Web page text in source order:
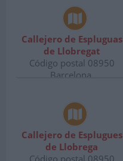
Callejero de Espluguas
de Llobregat
Código postal 08950
Barcelona.
Callejero de Esplugues
de Llobrega
Código postal 08950